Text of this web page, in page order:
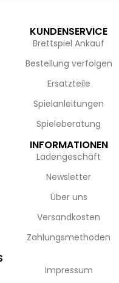
KUNDENSERVICE
Brettspiel Ankauf
Bestellung verfolgen
Ersatzteile
Spielanleitungen
Spieleberatung
INFORMATIONEN
Ladengeschäft
Newsletter
Über uns
Versandkosten
Zahlungsmethoden
Impressum